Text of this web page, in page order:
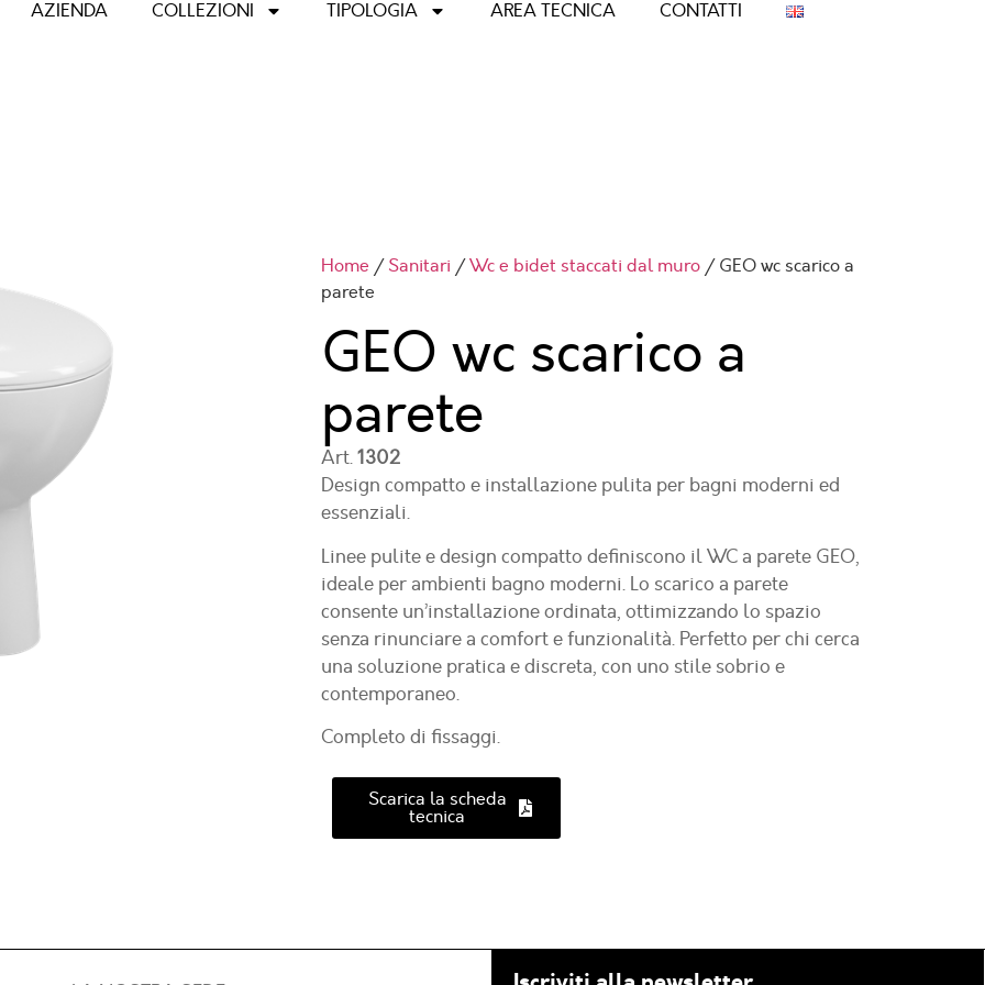
AZIENDA COLLEZIONI TIPOLOGIA AREA TECNICA CONTATTI
Home /Sanitari /Wc e bidet staccati dal muro/ GEO wc scarico a
parete
GEO wc scarico a
parete
Art.1302
Design compatto e installazione pulita per bagni moderni ed
essenziali.
Linee pulite e design compatto definiscono il WC a parete GEO,
ideale per ambienti bagno moderni. Lo scarico a parete
consente un’installazione ordinata, ottimizzando lo spazio
senza rinunciare a comfort e funzionalità. Perfetto per chi cerca
una soluzione pratica e discreta, con uno stile sobrio e
contemporaneo.
Completo di fissaggi.
Scarica la scheda
tecnica